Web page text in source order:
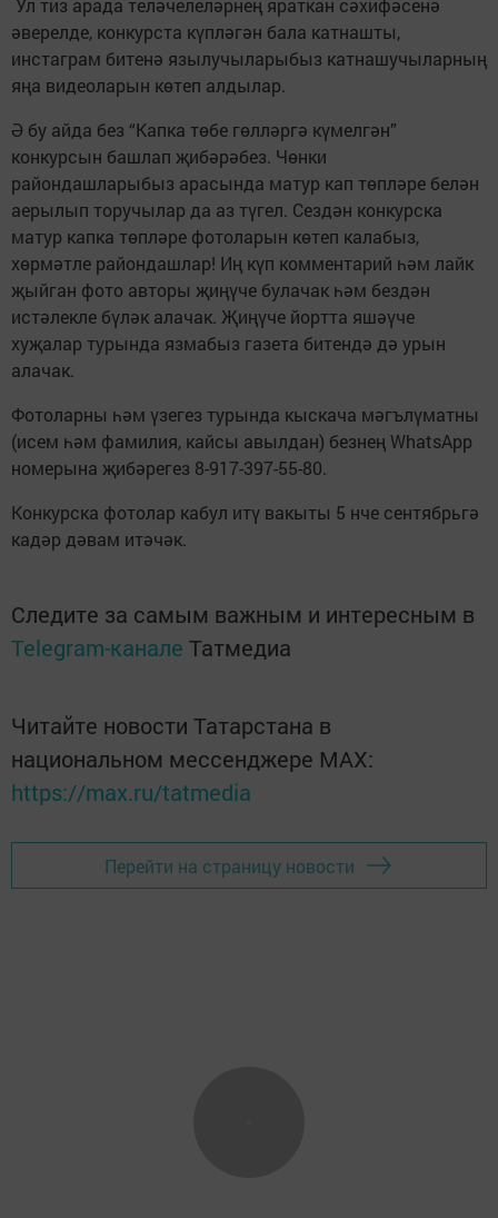
Ул тиз арада теләчелеләрнең яраткан сәхифәсенә
әверелде, конкурста күпләгән бала катнашты,
инстаграм битенә язылучыларыбыз катнашучыларның
яңа видеоларын көтеп алдылар.
Ә бу айда без “Капка төбе гөлләргә күмелгән”
конкурсын башлап җибәрәбез. Чөнки
райондашларыбыз арасында матур кап төпләре белән
аерылып торучылар да аз түгел. Сездән конкурска
матур капка төпләре фотоларын көтеп калабыз,
хөрмәтле райондашлар! Иң күп комментарий һәм лайк
җыйган фото авторы җиңүче булачак һәм бездән
истәлекле бүләк алачак. Җиңүче йортта яшәүче
хуҗалар турында язмабыз газета битендә дә урын
алачак.
Фотоларны һәм үзегез турында кыскача мәгълүматны
(исем һәм фамилия, кайсы авылдан) безнең WhatsApp
номерына җибәрегез 8-917-397-55-80.
Конкурска фотолар кабул итү вакыты 5 нче сентябрьгә
кадәр дәвам итәчәк.
Следите за самым важным и интересным в
Telegram-канале Татмедиа
Читайте новости Татарстана в
национальном мессенджере MАХ:
https://max.ru/tatmedia
Перейти на страницу новости